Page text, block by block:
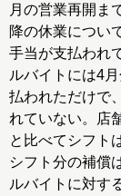
月の営業再開ま
降の休業につい
手当が支払われ
ルバイトには4
払われただけで
れていない。店
と比べてシフト
シフト分の補償
ルバイトに対す